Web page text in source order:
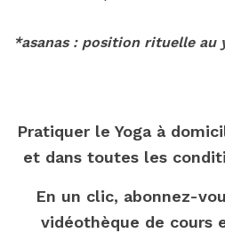
*asanas : position rituelle au
Pratiquer le Yoga à
et dans toutes les
En un clic, abonnez-
vidéothèque de cours